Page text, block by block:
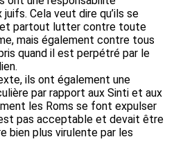
Cela veut dire qu’ils se
partout lutter contre toute
mais également contre tous
quand il est perpétré par le
ils ont également une
par rapport aux Sinti et aux
les Roms se font expulser
pas acceptable et devait être
bien plus virulente par les